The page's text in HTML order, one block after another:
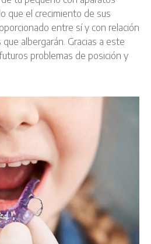
que el crecimiento de sus
entre sí y con relación
albergarán. Gracias a este
problemas de posición y